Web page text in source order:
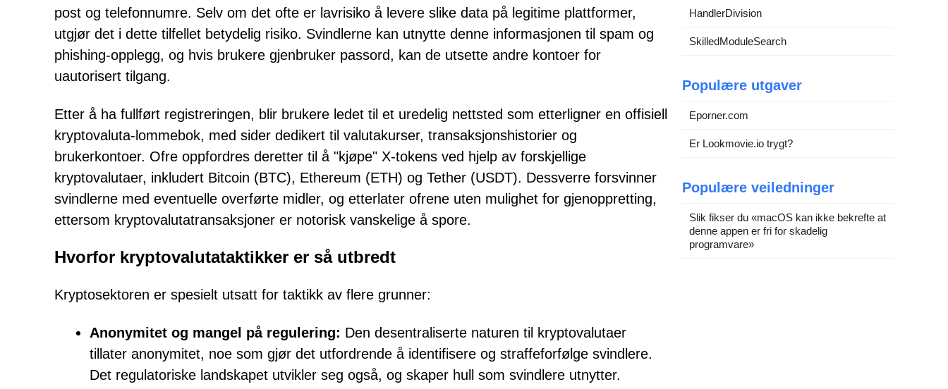
post og telefonnumre. Selv om det ofte er lavrisiko å levere slike data på legitime plattformer,
utgjør det i dette tilfellet betydelig risiko. Svindlerne kan utnytte denne informasjonen til spam og
phishing-opplegg, og hvis brukere gjenbruker passord, kan de utsette andre kontoer for
uautorisert tilgang.
Etter å ha fullført registreringen, blir brukere ledet til et uredelig nettsted som etterligner en offisiell
kryptovaluta-lommebok, med sider dedikert til valutakurser, transaksjonshistorier og
brukerkontoer. Ofre oppfordres deretter til å "kjøpe" X-tokens ved hjelp av forskjellige
kryptovalutaer, inkludert Bitcoin (BTC), Ethereum (ETH) og Tether (USDT). Dessverre forsvinner
svindlerne med eventuelle overførte midler, og etterlater ofrene uten mulighet for gjenoppretting,
ettersom kryptovalutatransaksjoner er notorisk vanskelige å spore.
Hvorfor kryptovalutataktikker er så utbredt
Kryptosektoren er spesielt utsatt for taktikk av flere grunner:
Anonymitet og mangel på regulering: Den desentraliserte naturen til kryptovalutaer
tillater anonymitet, noe som gjør det utfordrende å identifisere og straffeforfølge svindlere.
Det regulatoriske landskapet utvikler seg også, og skaper hull som svindlere utnytter.
HandlerDivision
SkilledModuleSearch
Populære utgaver
Eporner.com
Er Lookmovie.io trygt?
Populære veiledninger
Slik fikser du «macOS kan ikke bekrefte at
denne appen er fri for skadelig
programvare»